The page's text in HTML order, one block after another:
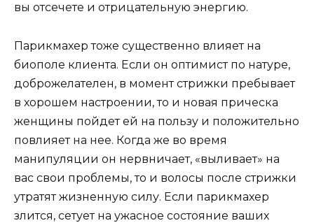
вы отсечете и отрицательную энергию.
Парикмахер тоже существенно влияет на
биополе клиента. Если он оптимист по натуре,
доброжелателен, в момент стрижки пребывает
в хорошем настроении, то и новая прическа
женщины пойдет ей на пользу и положительно
повлияет на нее. Когда же во время
манипуляции он нервничает, «выливает» на
вас свои проблемы, то и волосы после стрижки
утратят жизненную силу. Если парикмахер
злится, сетует на ужасное состояние ваших